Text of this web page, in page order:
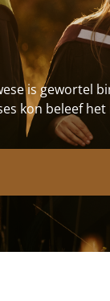
is gewortel
kon beleef